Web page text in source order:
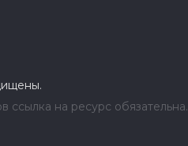
ссылка на ресурс обязательна.